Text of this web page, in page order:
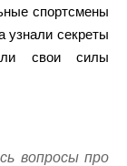
спортсмены
узнали секреты
свои силы
вопросы про